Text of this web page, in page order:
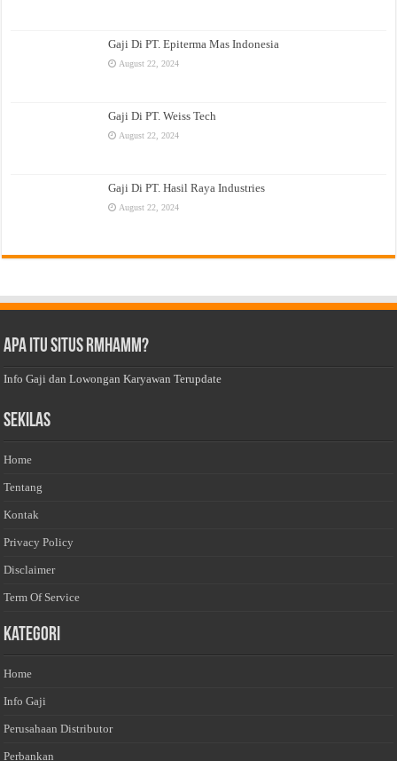
Gaji Di PT. Epiterma Mas Indonesia
August 22, 2024
Gaji Di PT. Weiss Tech
August 22, 2024
Gaji Di PT. Hasil Raya Industries
August 22, 2024
Apa Itu Situs Rmhamm?
Info Gaji dan Lowongan Karyawan Terupdate
Sekilas
Home
Tentang
Kontak
Privacy Policy
Disclaimer
Term Of Service
Kategori
Home
Info Gaji
Perusahaan Distributor
Perbankan